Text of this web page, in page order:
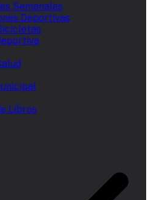
Semanales
Deportivas
Libros